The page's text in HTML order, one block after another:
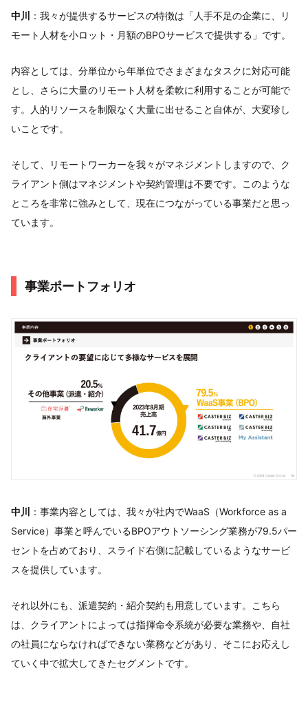
中川
：我々が提供するサービスの特徴は「人手不足の企業に、リ
モート人材を小ロット・月額のBPOサービスで提供する」です。
内容としては、分単位から年単位でさまざまなタスクに対応可能
とし、さらに大量のリモート人材を柔軟に利用することが可能で
す。人的リソースを制限なく大量に出せること自体が、大変珍し
いことです。
そして、リモートワーカーを我々がマネジメントしますので、ク
ライアント側はマネジメントや契約管理は不要です。このような
ところを非常に強みとして、現在につながっている事業だと思っ
ています。
事業ポートフォリオ
中川
：事業内容としては、我々が社内でWaaS（Workforce as a
Service）事業と呼んでいるBPOアウトソーシング業務が79.5パー
セントを占めており、スライド右側に記載しているようなサービ
スを提供しています。
それ以外にも、派遣契約・紹介契約も用意しています。こちら
は、クライアントによっては指揮命令系統が必要な業務や、自社
の社員にならなければできない業務などがあり、そこにお応えし
ていく中で拡大してきたセグメントです。